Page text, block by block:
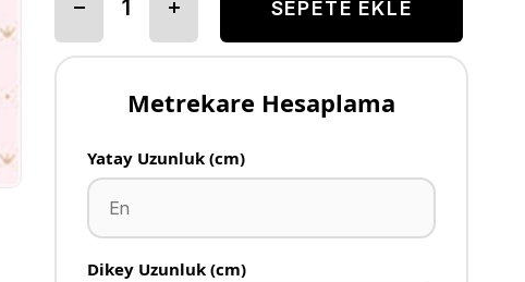
Metrekare Hesaplama
Yatay Uzunluk (cm)
Dikey Uzunluk (cm)